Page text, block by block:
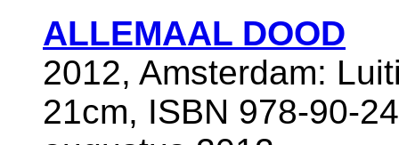
ALLEMAAL DOOD
2012, Amsterdam:
21cm, ISBN 978-90-